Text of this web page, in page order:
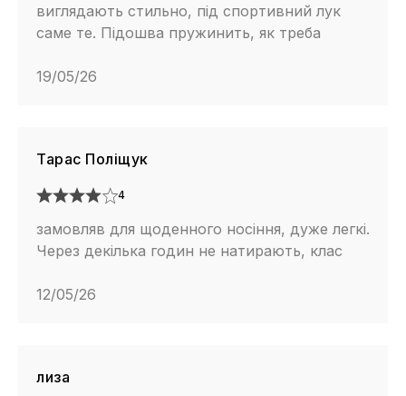
виглядають стильно, під спортивний лук
саме те. Підошва пружинить, як треба
19/05/26
Тарас Поліщук
4
замовляв для щоденного носіння, дуже легкі.
Через декілька годин не натирають, клас
12/05/26
лиза